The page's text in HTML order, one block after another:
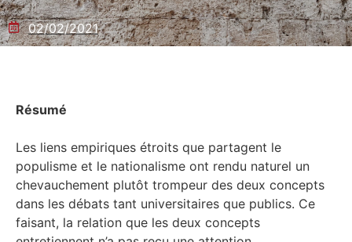
02/02/2021
Résumé
Les liens empiriques étroits que partagent le
populisme et le nationalisme ont rendu naturel un
chevauchement plutôt trompeur des deux concepts
dans les débats tant universitaires que publics. Ce
faisant, la relation que les deux concepts